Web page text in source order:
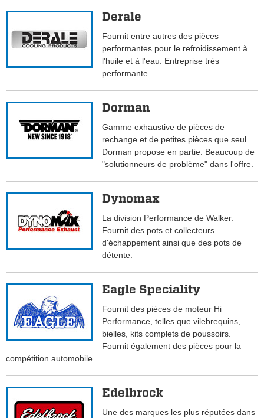
Derale
Fournit entre autres des pièces
performantes pour le refroidissement à
l'huile et à l'eau. Entreprise très
performante.
Dorman
Gamme exhaustive de pièces de
rechange et de petites pièces que seul
Dorman propose en partie. Beaucoup de
"solutionneurs de problème" dans l'offre.
Dynomax
La division Performance de Walker.
Fournit des pots et collecteurs
d'échappement ainsi que des pots de
détente.
Eagle Speciality
Fournit des pièces de moteur Hi
Performance, telles que vilebrequins,
bielles, kits complets de poussoirs.
Fournit également des pièces pour la
compétition automobile.
Edelbrock
Une des marques les plus réputées dans